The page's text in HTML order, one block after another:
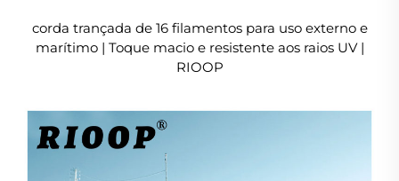
corda trançada de 16 filamentos para uso externo e
marítimo | Toque macio e resistente aos raios UV |
RIOOP